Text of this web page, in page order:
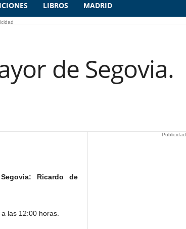
LIBROS MADRID
de Segovia.
Ricardo de
las 12:00 horas.
Publicidad